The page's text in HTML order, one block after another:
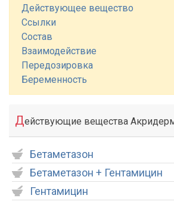
Действующее вещество
Ссылки
Состав
Взаимодействие
Передозировка
Беременность
Действующие вещества
Бетаметазон
Бетаметазон + Гентамицин
Гентамицин